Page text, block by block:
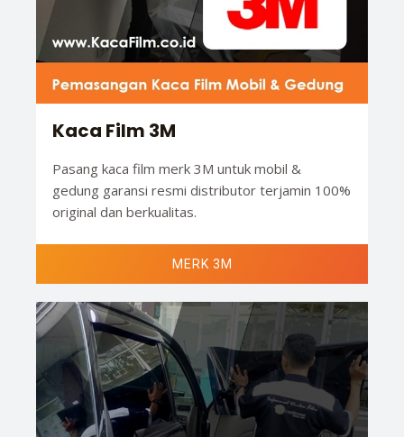
Kaca Film 3M
Pasang kaca film merk 3M untuk mobil &
gedung garansi resmi distributor terjamin 100%
original dan berkualitas.
MERK 3M